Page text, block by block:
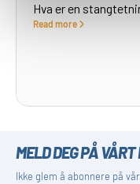
Hva er en
Read more
MELD DEG PÅ
Ikke glem å abonnere på